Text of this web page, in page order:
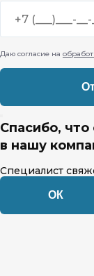
Даю согласие на
Спасибо, что
в нашу
Специалист